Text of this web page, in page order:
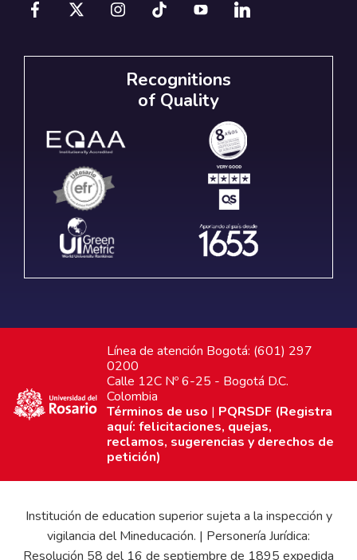
Recognitions
of Quality
Línea de atención Bogotá: (601) 297
0200
Calle 12C Nº 6-25 - Bogotá D.C.
Colombia
Términos de uso | PQRSDF (Registra
aquí: felicitaciones, quejas,
reclamos, sugerencias y derechos de
petición)
Institución de education superior sujeta a la inspección y
vigilancia del Mineducación. | Personería Jurídica:
Resolución 58 del 16 de septiembre de 1895 expedida